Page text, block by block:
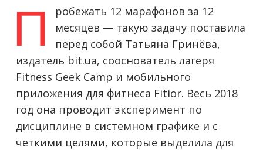
П
робежать 12 марафонов за 12
месяцев — такую задачу поставила
перед собой Татьяна Гринёва,
издатель bit.ua, сооснователь лагеря
Fitness Geek Camp и мобильного
приложения для фитнеса Fitior. Весь 2018
год она проводит эксперимент по
дисциплине в системном графике и с
четкими целями, которые выделила для